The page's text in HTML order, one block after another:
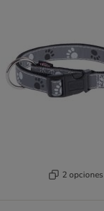
2 opciones